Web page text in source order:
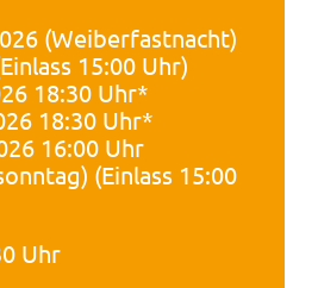
(Weiberfastnacht)
15:00 Uhr)
18:30 Uhr*
18:30 Uhr*
16:00 Uhr
(Einlass 15:00
Uhr